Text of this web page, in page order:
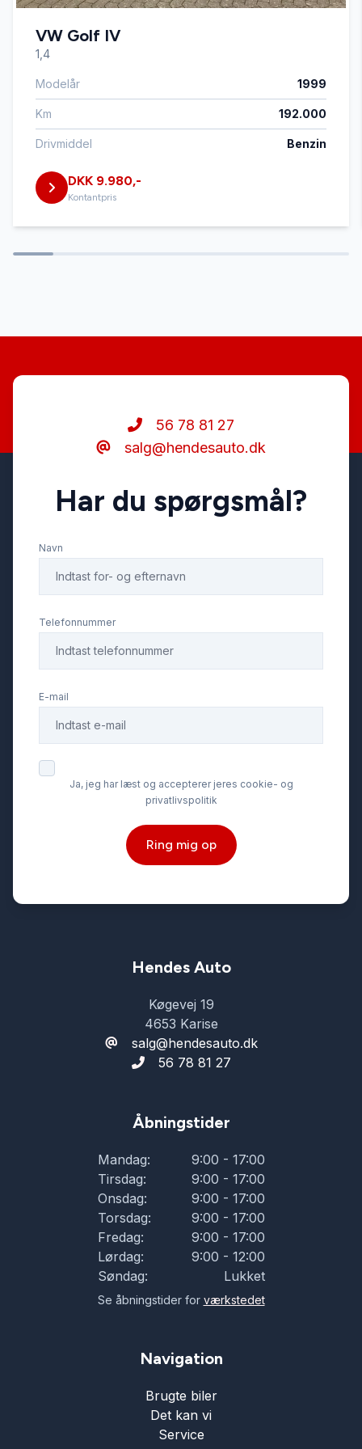
Læderrat
Lædersæder
Navigation
Parkeringssensor bagved
VW Golf IV
1,4
Modelår 1999
Km 192.000
Drivmiddel Benzin
DKK 9.980,-
Kontantpris
56 78 81 27
salg@hendesauto.dk
Har du spørgsmål?
Navn
Telefonnummer
E-mail
Ja, jeg har læst og accepterer jeres cookie- og
privatlivspolitik
Ring mig op
Hendes Auto
Køgevej 19
4653 Karise
salg@hendesauto.dk
56 78 81 27
Åbningstider
Mandag:
9:00 - 17:00
Tirsdag:
9:00 - 17:00
Onsdag:
9:00 - 17:00
Torsdag:
9:00 - 17:00
Fredag:
9:00 - 17:00
Lørdag:
9:00 - 12:00
Søndag:
Lukket
Se åbningstider for værkstedet
Navigation
Brugte biler
Det kan vi
Service